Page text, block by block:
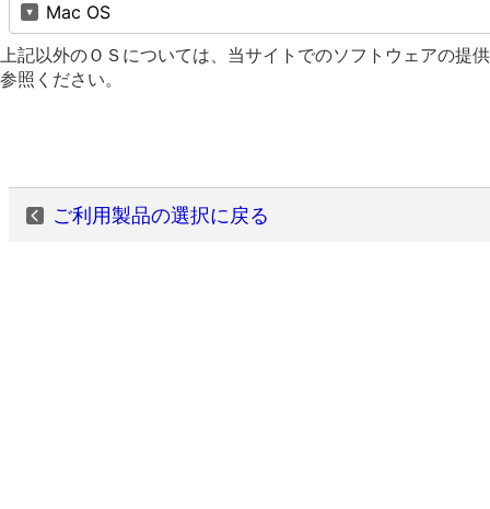
Mac OS
上記以外のＯＳについては、当サイトでのソフトウェアの提
参照ください。
ご利用製品の選択に戻る